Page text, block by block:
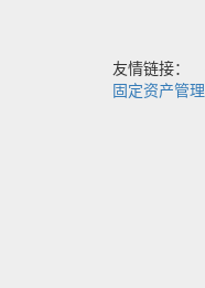
友情链接：
固定资产管